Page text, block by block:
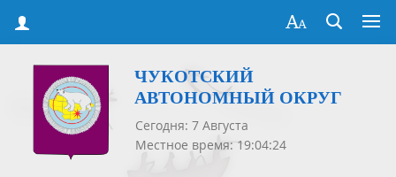
ЧУКОТСКИЙ
АВТОНОМНЫЙ ОКРУГ
Сегодня: 7 Августа
Местное время: 19:04:25